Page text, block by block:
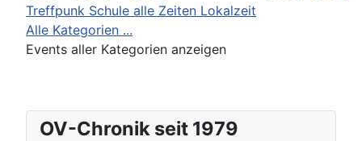
OV-Chronik seit 1979
Treffpunk Schule alle Zeiten Lokalzeit
Alle Kategorien ...
Events aller Kategorien anzeigen